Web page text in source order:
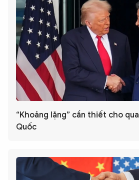
“Khoảng lặng” cần thiết cho
Quốc